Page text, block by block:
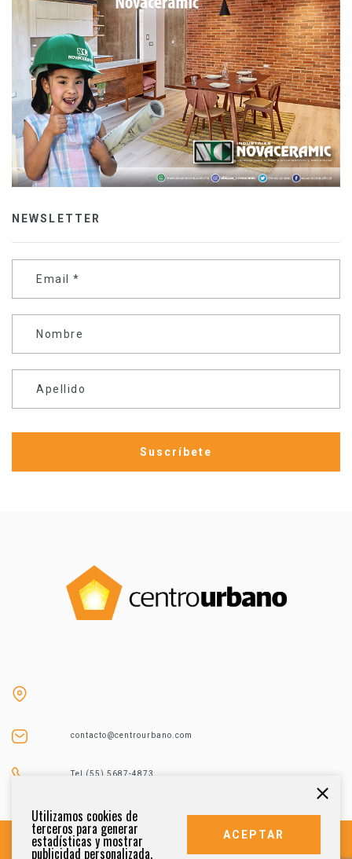
NEWSLETTER
Email *
Nombre
Apellido
contacto@centrourbano.com
Tel (55) 5687-4873
Utilizamos cookies de
terceros para generar
estadísticas y mostrar
publicidad personalizada.
ACEPTAR